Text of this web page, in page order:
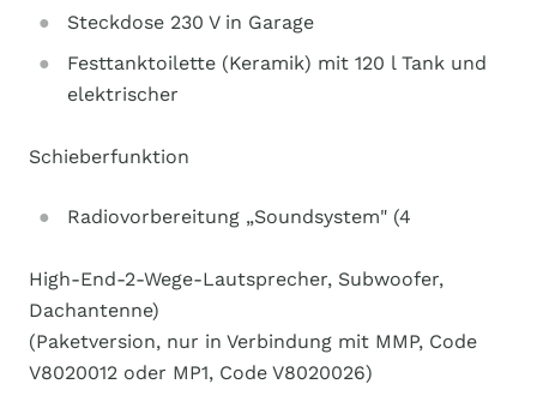
Steckdose 230 V in Garage
Festtanktoilette (Keramik) mit 120 l Tank und
elektrischer
Schieberfunktion
Radiovorbereitung „Soundsystem" (4
High-End-2-Wege-Lautsprecher, Subwoofer,
Dachantenne)
(Paketversion, nur in Verbindung mit MMP, Code
V8020012 oder MP1, Code V8020026)